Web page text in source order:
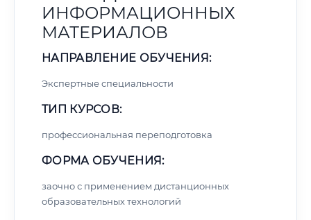
ИНФОРМАЦИОННЫХ
МАТЕРИАЛОВ
НАПРАВЛЕНИЕ ОБУЧЕНИЯ:
Экспертные специальности
ТИП КУРСОВ:
профессиональная переподготовка
ФОРМА ОБУЧЕНИЯ:
заочно с применением дистанционных
образовательных технологий